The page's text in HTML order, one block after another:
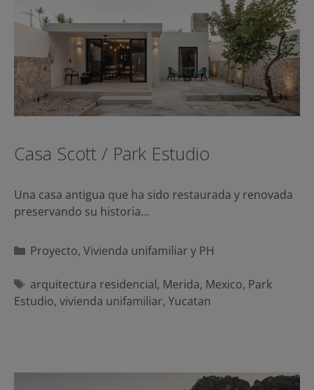
Casa Scott / Park Estudio
Una casa antigua que ha sido restaurada y renovada
preservando su historia…
Categorías
Proyecto, Vivienda unifamiliar y PH
Etiquetas
arquitectura residencial, Merida, Mexico, Park
Estudio, vivienda unifamiliar, Yucatan